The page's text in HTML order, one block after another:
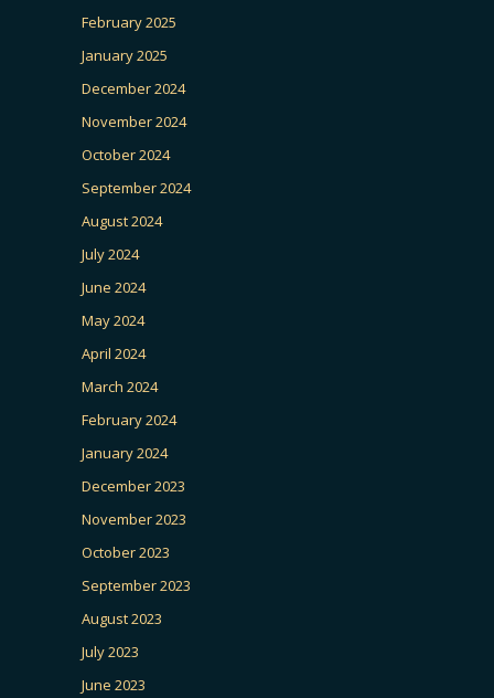
February 2025
January 2025
December 2024
November 2024
October 2024
September 2024
August 2024
July 2024
June 2024
May 2024
April 2024
March 2024
February 2024
January 2024
December 2023
November 2023
October 2023
September 2023
August 2023
July 2023
June 2023